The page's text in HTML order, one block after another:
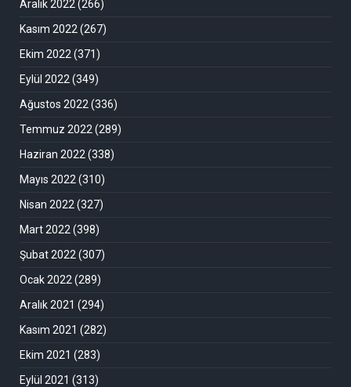
Aralık 2022 (266)
Kasım 2022 (267)
Ekim 2022 (371)
Eylül 2022 (349)
Ağustos 2022 (336)
Temmuz 2022 (289)
Haziran 2022 (338)
Mayıs 2022 (310)
Nisan 2022 (327)
Mart 2022 (398)
Şubat 2022 (307)
Ocak 2022 (289)
Aralık 2021 (294)
Kasım 2021 (282)
Ekim 2021 (283)
Eylül 2021 (313)